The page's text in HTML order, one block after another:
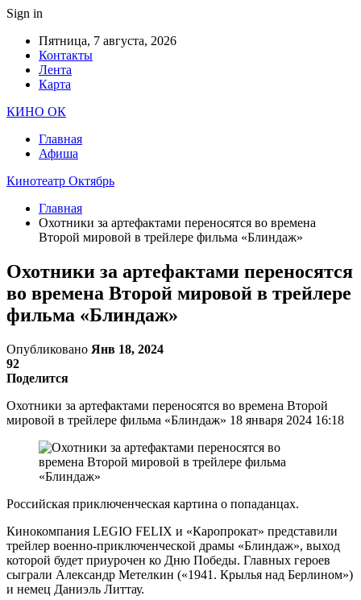
Sign in
Пятница, 7 августа, 2026
Контакты
Лента
Карта
КИНО ОК
Главная
Афиша
Кинотеатр Октябрь
Главная
Охотники за артефактами переносятся во времена
Второй мировой в трейлере фильма «Блиндаж»
Охотники за артефактами переносятся
во времена Второй мировой в трейлере
фильма «Блиндаж»
Опубликовано Янв 18, 2024
92
Поделится
Охотники за артефактами переносятся во времена Второй
мировой в трейлере фильма «Блиндаж» 18 января 2024 16:18
Российская приключенческая картина о попаданцах.
Кинокомпания LEGIO FELIX и «Каропрокат» представили
трейлер военно-приключенческой драмы «Блиндаж», выход
которой будет приурочен ко Дню Победы. Главных героев
сыграли Александр Метелкин («1941. Крылья над Берлином»)
и немец Даниэль Литтау.